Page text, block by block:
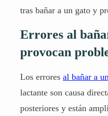
tras bañar a un gato y
Errores al
provocan
Los errores al bañar a
lactante son causa
posteriores y están